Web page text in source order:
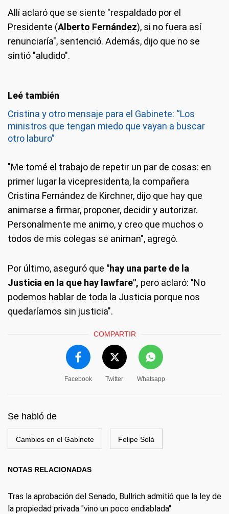
Allí aclaró que se siente "respaldado por el
Presidente (Alberto Fernández), si no fuera así
renunciaría", sentenció. Además, dijo que no se
sintió "aludido".
Cristina y otro mensaje para el Gabinete: “Los
ministros que tengan miedo que vayan a buscar
otro laburo”
"Me tomé el trabajo de repetir un par de cosas: en
primer lugar la vicepresidenta, la compañera
Cristina Fernández de Kirchner, dijo que hay que
animarse a firmar, proponer, decidir y autorizar.
Personalmente me animo, y creo que muchos o
todos de mis colegas se animan", agregó.
Por último, aseguró que "hay una parte de la
Justicia en la que hay lawfare", pero aclaró: "No
podemos hablar de toda la Justicia porque nos
quedaríamos sin justicia".
COMPARTIR
Facebook Twitter Whatsapp
Se habló de
Cambios en el Gabinete Felipe Solá
NOTAS RELACIONADAS
Tras la aprobación del Senado, Bullrich admitió que la ley de
la propiedad privada "vino un poco endiablada"